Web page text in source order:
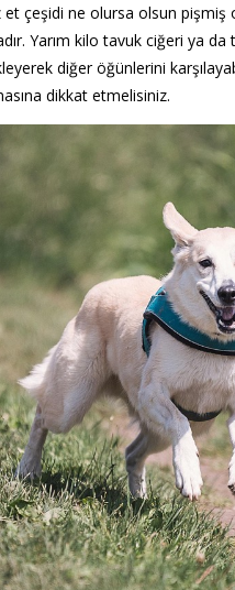
et çeşidi ne olursa olsun
Yarım kilo tavuk ciğeri ya
diğer öğünlerini
dikkat etmelisiniz.